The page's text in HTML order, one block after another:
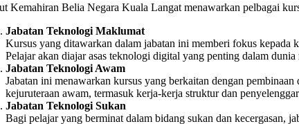
Kemahiran Belia Negara Kuala Langat menawarkan pelbagai
Jabatan Teknologi Maklumat
Kursus yang ditawarkan dalam jabatan ini memberi fokus kepada
Pelajar akan diajar asas teknologi digital yang penting dalam
Jabatan Teknologi Awam
Jabatan ini menawarkan kursus yang berkaitan dengan
kejuruteraan awam, termasuk kerja-kerja struktur dan
Jabatan Teknologi Sukan
Bagi pelajar yang berminat dalam bidang sukan dan kecergasan,